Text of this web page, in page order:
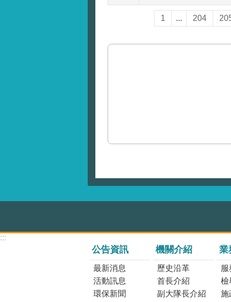
1 ... 204
:::
公告資訊
最新消息
活動訊息
環保新聞
機關介紹
歷史沿革
首長介紹
副大隊長介紹
業
服
檢
施